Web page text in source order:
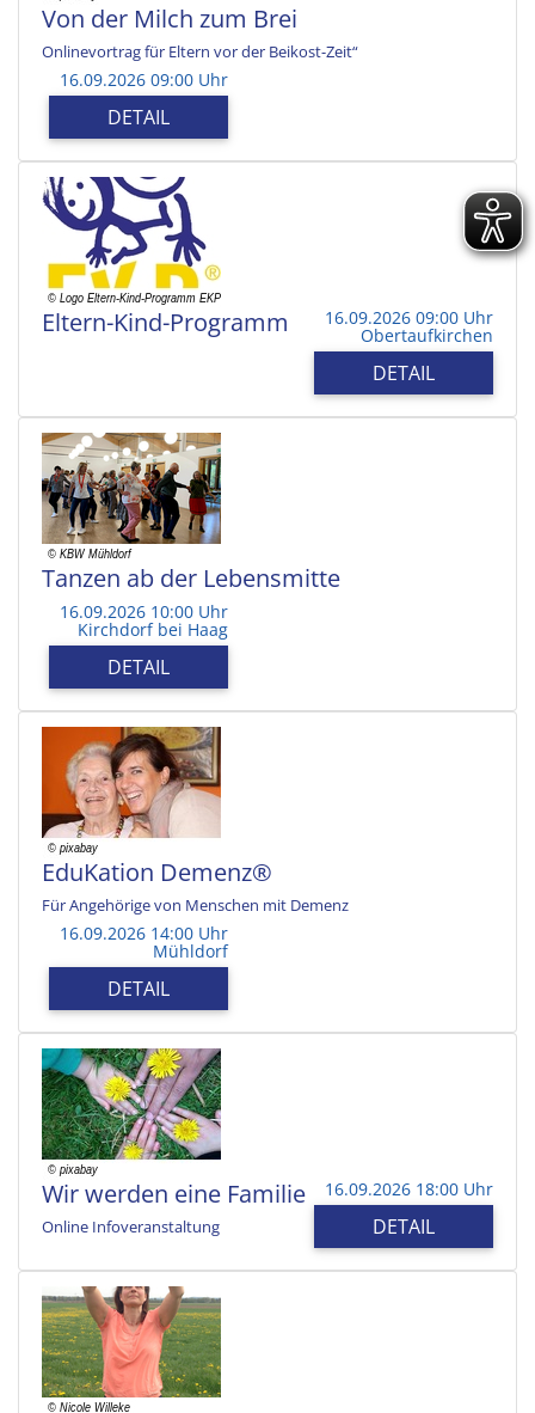
Von der Milch zum Brei
Onlinevortrag für Eltern vor der Beikost-Zeit“
16.09.2026 09:00 Uhr
DETAIL
Eltern-Kind-Programm 16.09.2026 09:00 Uhr
Obertaufkirchen
DETAIL
Tanzen ab der Lebensmitte
16.09.2026 10:00 Uhr
Kirchdorf bei Haag
DETAIL
EduKation Demenz®
Für Angehörige von Menschen mit Demenz
16.09.2026 14:00 Uhr
Mühldorf
DETAIL
Wir werden eine Familie
Online Infoveranstaltung
16.09.2026 18:00 Uhr
DETAIL